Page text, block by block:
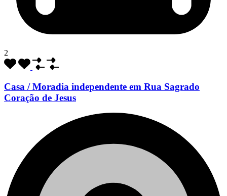
2
Casa / Moradia independente em Rua Sagrado
Coração de Jesus